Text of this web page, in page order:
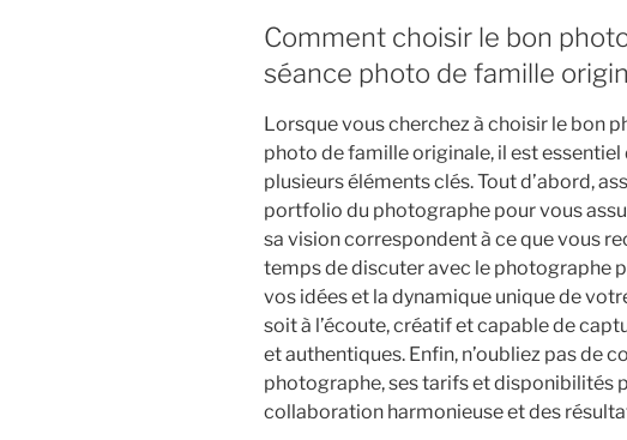
Comment choisir le bon
séance photo de famille
Lorsque vous cherchez à choisir le bon
photo de famille originale, il est
plusieurs éléments clés. Tout d’abord,
portfolio du photographe pour vous
sa vision correspondent à ce que vous
temps de discuter avec le photographe
vos idées et la dynamique unique de
soit à l’écoute, créatif et capable de
et authentiques. Enfin, n’oubliez pas de
photographe, ses tarifs et disponibilités
collaboration harmonieuse et des